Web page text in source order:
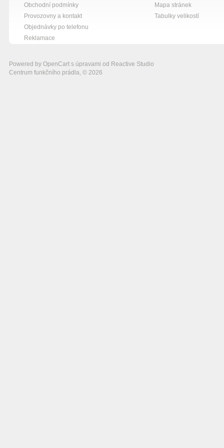
Obchodní podmínky
Provozovny a kontakt
Objednávky po telefonu
Reklamace
Mapa stránek
Tabulky velikostí
Powered by OpenCart s úpravami od Reactive Studio
Centrum funkčního prádla, © 2026